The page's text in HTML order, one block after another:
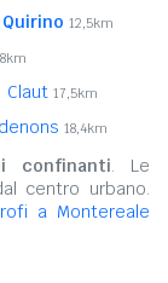
Quirino 12,5km
Claut 17,5km
18,4km
confinanti. Le
centro urbano.
a Montereale